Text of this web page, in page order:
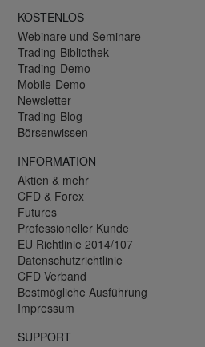
KOSTENLOS
Webinare und Seminare
Trading-Bibliothek
Trading-Demo
Mobile-Demo
Newsletter
Trading-Blog
Börsenwissen
INFORMATION
Aktien & mehr
CFD & Forex
Futures
Professioneller Kunde
EU Richtlinie 2014/107
Datenschutzrichtlinie
CFD Verband
Bestmögliche Ausführung
Impressum
SUPPORT